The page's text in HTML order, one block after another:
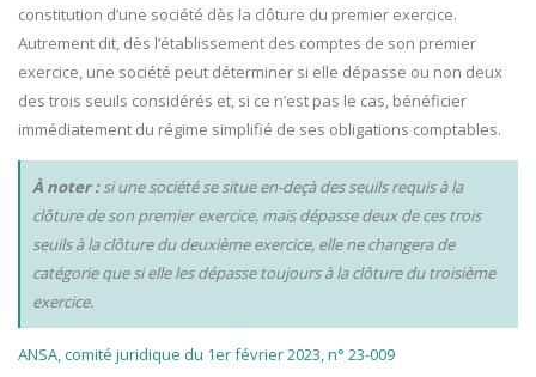
constitution d’une société dès la clôture du premier exercice.
Autrement dit, dès l’établissement des comptes de son premier
exercice, une société peut déterminer si elle dépasse ou non deux
des trois seuils considérés et, si ce n’est pas le cas, bénéficier
immédiatement du régime simplifié de ses obligations comptables.
À noter :si une société se situe en-deçà des seuils requis à la
clôture de son premier exercice, mais dépasse deux de ces trois
seuils à la clôture du deuxième exercice, elle ne changera de
catégorie que si elle les dépasse toujours à la clôture du troisième
exercice.
ANSA, comité juridique du 1er février 2023, n° 23-009